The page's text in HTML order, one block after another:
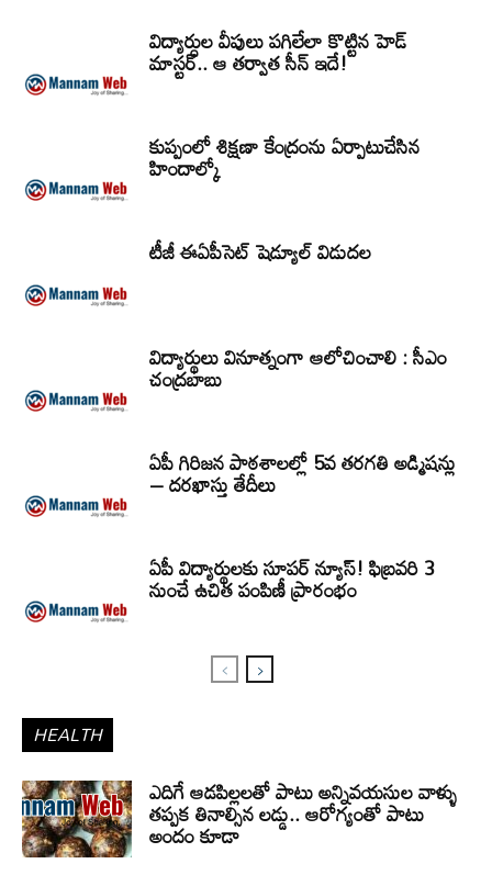
విద్యార్ధుల వీపులు పగిలేలా కొట్టిన హెడ్
మాస్టర్.. ఆ తర్వాత సీన్‌ ఇదే!
కుప్పంలో శిక్షణా కేంద్రంను ఏర్పాటుచేసిన
హిందాల్కో
టీజీ ఈఏపీసెట్‌ షెడ్యూల్‌ విడుదల
విద్యార్థులు వినూత్నంగా ఆలోచించాలి : సీఎం
చంద్రబాబు
ఏపీ గిరిజన పాఠశాలల్లో 5వ తరగతి అడ్మిషన్లు
– దరఖాస్తు తేదీలు
ఏపీ విద్యార్థులకు సూపర్ న్యూస్! ఫిబ్రవరి 3
నుంచే ఉచిత పంపిణీ ప్రారంభం
HEALTH
ఎదిగే ఆడపిల్లలతో పాటు అన్నివయసుల వాళ్ళు
తప్పక తినాల్సిన లడ్డు.. ఆరోగ్యంతో పాటు
అందం కూడా